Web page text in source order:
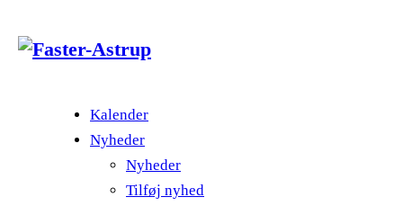
Kalender
Nyheder
Nyheder
Tilføj nyhed